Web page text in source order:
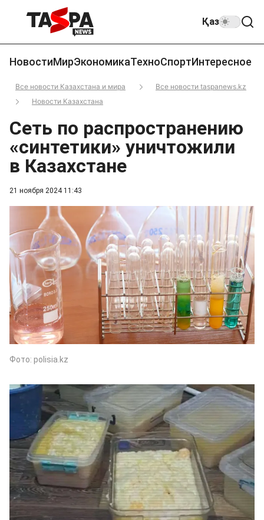
Қаз
НовостиМирЭкономикаТехноСпортИнтересное
Все новости Казахстана и мира
Все новости taspanews.kz
Новости Казахстана
21 ноября 2024 11:43
Сеть по распространению
«синтетики» уничтожили
в Казахстане
Фото: polisia.kz